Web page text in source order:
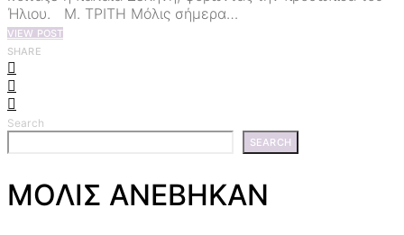
Ήλιου. Μ. ΤΡΙΤΗ Μόλις σήμερα…
VIEW POST
SHARE
Search
SEARCH
ΜΟΛΙΣ ΑΝΕΒΗΚΑΝ